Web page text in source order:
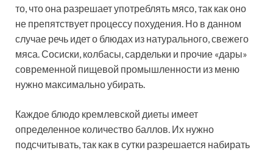
то, что она разрешает употреблять мясо, так как оно
не препятствует процессу похудения. Но в данном
случае речь идет о блюдах из натурального, свежего
мяса. Сосиски, колбасы, сардельки и прочие «дары»
современной пищевой промышленности из меню
нужно максимально убирать.
Каждое блюдо кремлевской диеты имеет
определенное количество баллов. Их нужно
подсчитывать, так как в сутки разрешается набирать